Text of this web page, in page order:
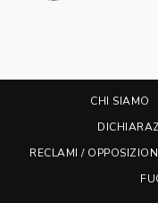
CHI SIAMO
RECLAMI /